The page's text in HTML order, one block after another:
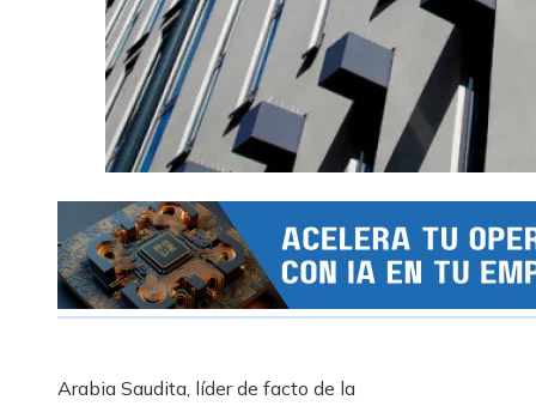
Arabia Saudita, líder de facto de la